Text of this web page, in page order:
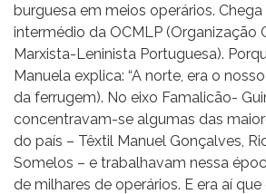
burguesa em meios operários.
intermédio da OCMLP (Organização
Marxista-Leninista Portuguesa).
Manuela explica: “A norte, era o
da ferrugem). No eixo Famalicão-
concentravam-se algumas das
do país – Têxtil Manuel Gonçalves,
Somelos – e trabalhavam nessa
de milhares de operários. E era aí que